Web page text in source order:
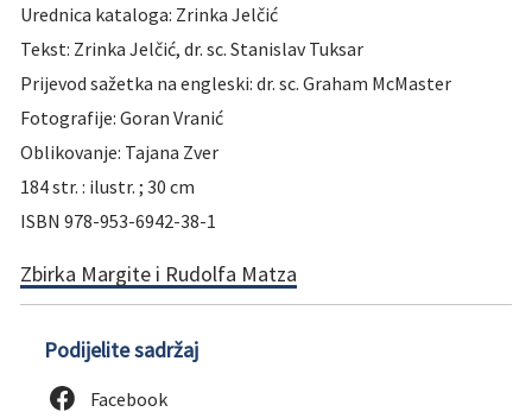
Urednica kataloga: Zrinka Jelčić
Tekst: Zrinka Jelčić, dr. sc. Stanislav Tuksar
Prijevod sažetka na engleski: dr. sc. Graham McMaster
Fotografije: Goran Vranić
Oblikovanje: Tajana Zver
184 str. : ilustr. ; 30 cm
ISBN 978-953-6942-38-1
Zbirka Margite i Rudolfa Matza
Podijelite sadržaj
Facebook